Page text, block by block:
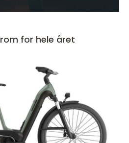
et lyst rom for hele året